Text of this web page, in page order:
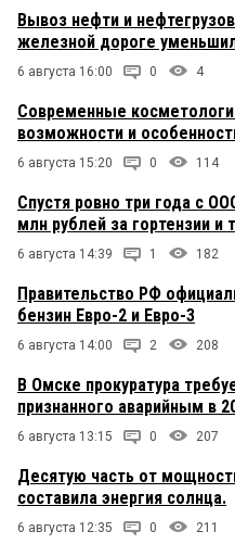
Вывоз нефти и
железной дороге
6 августа 16:00 0 4
Современные
возможности и
6 августа 15:20 0 114
Спустя ровно три года с
млн рублей за гортензии и
6 августа 14:39 1 182
Правительство РФ
бензин Евро-2 и Евро-3
6 августа 14:00 2 208
В Омске прокуратура
признанного аварийным в
6 августа 13:15 0 207
Десятую часть от
составила энергия солнца.
6 августа 12:35 0 211